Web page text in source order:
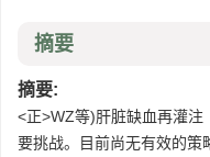
摘要
摘要:
<正>WZ等)肝脏缺血再灌注
要挑战。目前尚无有效的策